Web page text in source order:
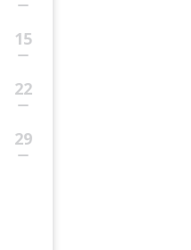
15
22
29